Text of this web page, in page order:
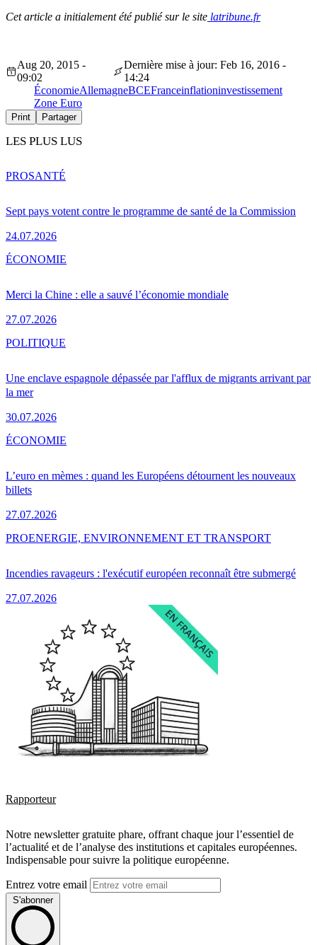
Cet article a initialement été publié sur le site latribune.fr
Aug 20, 2015 -
09:02
Dernière mise à jour: Feb 16, 2016 -
14:24
ÉconomieAllemagneBCEFranceinflationinvestissement
Zone Euro
Print Partager
LES PLUS LUS
Sept pays votent contre le programme de santé de la Commission
24.07.2026
PROSANTÉ
Merci la Chine : elle a sauvé l’économie mondiale
27.07.2026
ÉCONOMIE
Une enclave espagnole dépassée par l'afflux de migrants arrivant par
la mer
30.07.2026
POLITIQUE
L’euro en mèmes : quand les Européens détournent les nouveaux
billets
27.07.2026
ÉCONOMIE
Incendies ravageurs : l'exécutif européen reconnaît être submergé
27.07.2026
PROENERGIE, ENVIRONNEMENT ET TRANSPORT
Rapporteur
Notre newsletter gratuite phare, offrant chaque jour l’essentiel de
l’actualité et de l’analyse des institutions et capitales européennes.
Indispensable pour suivre la politique européenne.
Entrez votre email
S'abonner